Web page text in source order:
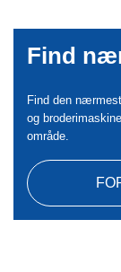
Find
Find den
og
område.